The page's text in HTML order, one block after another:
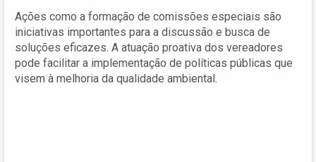
Ações como a formação de comissões especiais são
iniciativas importantes para a discussão e busca de
soluções eficazes. A atuação proativa dos vereadores
pode facilitar a implementação de políticas públicas que
visem à melhoria da qualidade ambiental.